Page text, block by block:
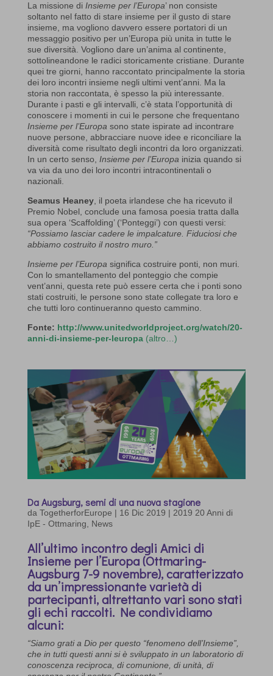
La missione di Insieme per l’Europa’ non consiste
soltanto nel fatto di stare insieme per il gusto di stare
insieme, ma vogliono davvero essere portatori di un
messaggio positivo per un’Europa più unita in tutte le
sue diversità. Vogliono dare un’anima al continente,
sottolineandone le radici storicamente cristiane. Durante
quei tre giorni, hanno raccontato principalmente la storia
dei loro incontri insieme negli ultimi vent’anni. Ma la
storia non raccontata, è spesso la più interessante.
Durante i pasti e gli intervalli, c’è stata l’opportunità di
conoscere i momenti in cui le persone che frequentano
Insieme per l’Europa sono state ispirate ad incontrare
nuove persone, abbracciare nuove idee e riconciliare la
diversità come risultato degli incontri da loro organizzati.
In un certo senso, Insieme per l’Europa inizia quando si
va via da uno dei loro incontri intracontinentali o
nazionali.
Seamus Heaney, il poeta irlandese che ha ricevuto il
Premio Nobel, conclude una famosa poesia tratta dalla
sua opera ‘Scaffolding’ (‘Ponteggi’) con questi versi:
“Possiamo lasciar cadere le impalcature. Fiduciosi che
abbiamo costruito il nostro muro.”
Insieme per l’Europa significa costruire ponti, non muri.
Con lo smantellamento del ponteggio che compie
vent’anni, questa rete può essere certa che i ponti sono
stati costruiti, le persone sono state collegate tra loro e
che tutti loro continueranno questo cammino.
Fonte: http://www.unitedworldproject.org/watch/20-
anni-di-insieme-per-leuropa (altro…)
Da Augsburg, semi di una nuova stagione
da TogetherforEurope | 16 Dic 2019 | 2019 20 Anni di
IpE - Ottmaring
News
All’ultimo incontro degli Amici di
Insieme per l’Europa (Ottmaring-
Augsburg 7-9 novembre), caratterizzato
da un’impressionante varietà di
partecipanti, altrettanto vari sono stati
gli echi raccolti. Ne condividiamo
alcuni:
“Siamo grati a Dio per questo “fenomeno dell’Insieme”,
che in tutti questi anni si è sviluppato in un laboratorio di
conoscenza reciproca, di comunione, di unità, di